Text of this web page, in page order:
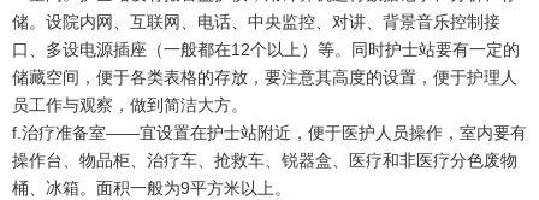
储。设院内网、互联网、电话、中央监控、对讲、背景音乐控制接
口、多设电源插座（一般都在12个以上）等。同时护士站要有一定的
储藏空间，便于各类表格的存放，要注意其高度的设置，便于护理人
员工作与观察，做到简洁大方。
f.治疗准备室——宜设置在护士站附近，便于医护人员操作，室内要有
操作台、物品柜、治疗车、抢救车、锐器盒、医疗和非医疗分色废物
桶、冰箱。面积一般为9平方米以上。